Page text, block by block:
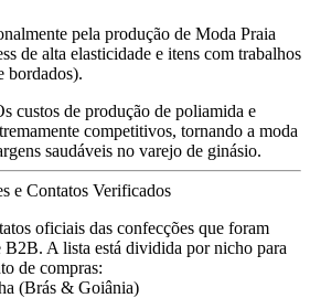
pela produção de Moda Praia
de alta elasticidade e itens com trabalhos
bordados).
custos de produção de poliamida e
competitivos, tornando a moda
saudáveis no varejo de ginásio.
e Contatos Verificados
oficiais das confecções que foram
B2B. A lista está dividida por nicho para
de compras:
(Brás & Goiânia)